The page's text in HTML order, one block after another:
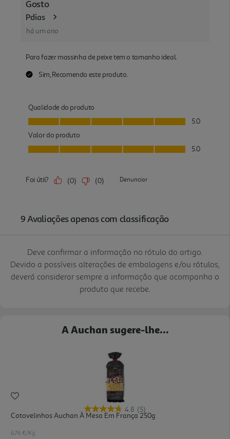
Deve confirmar a informação no rótulo do artigo.
Devido a possíveis alterações de embalagens e/ou rótulos,
deverá considerar sempre a informação que acompanha o
produto que recebe.
A Auchan sugere-lhe...
4.8 (5)
Cotovelinhos Auchan À Mesa Em França 250g
6.76 €/Kg